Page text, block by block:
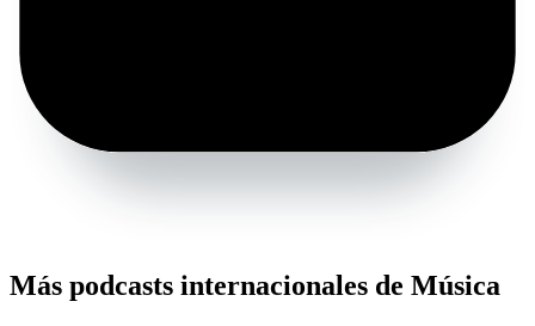
Más podcasts internacionales de Música